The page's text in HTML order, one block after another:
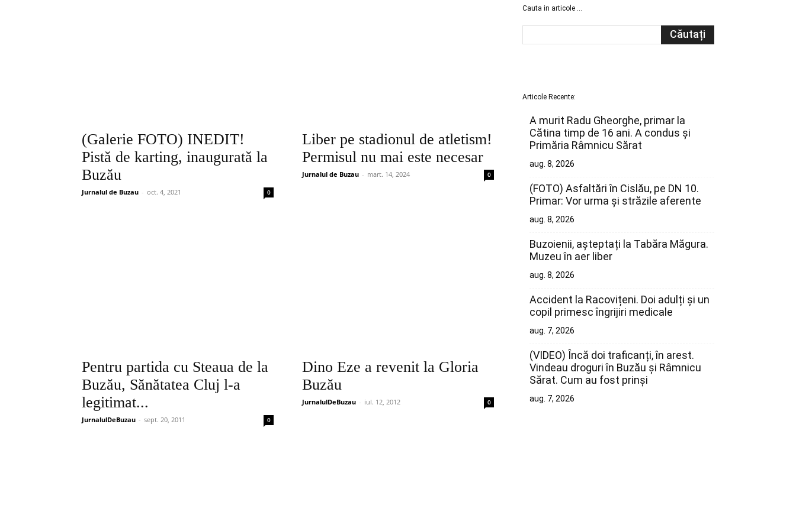
(Galerie FOTO) INEDIT!
Pistă de karting, inaugurată la
Buzău
Jurnalul de Buzau - oct. 4, 2021 0
Liber pe stadionul de atletism!
Permisul nu mai este necesar
Jurnalul de Buzau - mart. 14, 2024 0
Pentru partida cu Steaua de la
Buzău, Sănătatea Cluj l-a
legitimat...
JurnalulDeBuzau - sept. 20, 2011 0
Dino Eze a revenit la Gloria
Buzău
JurnalulDeBuzau - iul. 12, 2012 0
Cauta in articole …
Articole Recente:
A murit Radu Gheorghe, primar la
Cătina timp de 16 ani. A condus și
Primăria Râmnicu Sărat
aug. 8, 2026
(FOTO) Asfaltări în Cislău, pe DN 10.
Primar: Vor urma și străzile aferente
aug. 8, 2026
Buzoienii, așteptați la Tabăra Măgura.
Muzeu în aer liber
aug. 8, 2026
Accident la Racovițeni. Doi adulți și un
copil primesc îngrijiri medicale
aug. 7, 2026
(VIDEO) Încă doi traficanți, în arest.
Vindeau droguri în Buzău și Râmnicu
Sărat. Cum au fost prinși
aug. 7, 2026